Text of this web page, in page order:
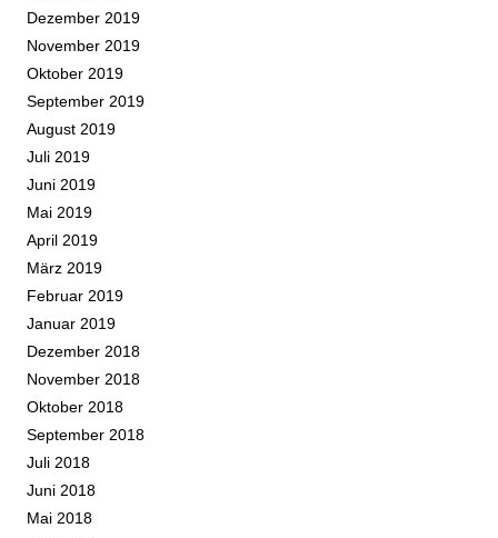
Dezember 2019
November 2019
Oktober 2019
September 2019
August 2019
Juli 2019
Juni 2019
Mai 2019
April 2019
März 2019
Februar 2019
Januar 2019
Dezember 2018
November 2018
Oktober 2018
September 2018
Juli 2018
Juni 2018
Mai 2018